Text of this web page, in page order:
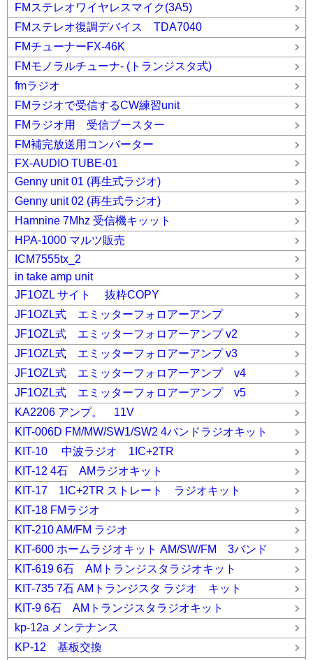
FMステレオワイヤレスマイク(3A5)
FMステレオ復調デバイス TDA7040
FMチューナーFX-46K
FMモノラルチューナ- (トランジスタ式)
fmラジオ
FMラジオで受信するCW練習unit
FMラジオ用 受信ブースター
FM補完放送用コンバーター
FX-AUDIO TUBE-01
Genny unit 01 (再生式ラジオ)
Genny unit 02 (再生式ラジオ)
Hamnine 7Mhz 受信機キッット
HPA-1000 マルツ販売
ICM7555tx_2
in take amp unit
JF1OZL サイト 抜粋COPY
JF1OZL式 エミッターフォロアーアンプ
JF1OZL式 エミッターフォロアーアンプ v2
JF1OZL式 エミッターフォロアーアンプ v3
JF1OZL式 エミッターフォロアーアンプ v4
JF1OZL式 エミッターフォロアーアンプ v5
KA2206 アンプ。 11V
KIT-006D FM/MW/SW1/SW2 4バンドラジオキット
KIT-10 中波ラジオ 1IC+2TR
KIT-12 4石 AMラジオキット
KIT-17 1IC+2TR ストレート ラジオキット
KIT-18 FMラジオ
KIT-210 AM/FM ラジオ
KIT-600 ホームラジオキット AM/SW/FM 3バンド
KIT-619 6石 AMトランジスタラジオキット
KIT-735 7石 AMトランジスタ ラジオ キット
KIT-9 6石 AMトランジスタラジオキット
kp-12a メンテナンス
KP-12 基板交換